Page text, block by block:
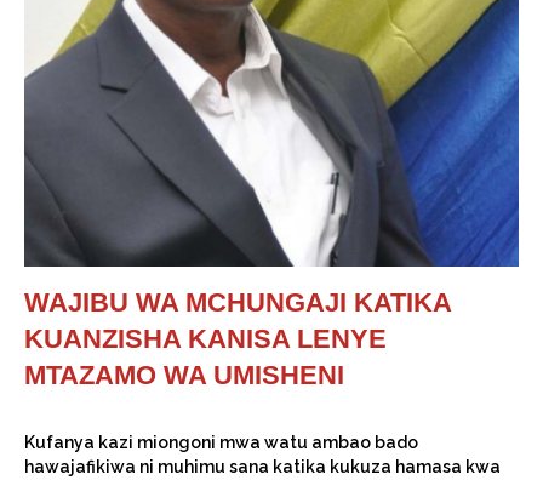
WAJIBU WA MCHUNGAJI KATIKA
KUANZISHA KANISA LENYE
MTAZAMO WA UMISHENI
Kufanya kazi miongoni mwa watu ambao bado
hawajafikiwa ni muhimu sana katika kukuza hamasa kwa